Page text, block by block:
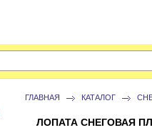
ГЛАВНАЯ КАТАЛОГ
ЛОПАТА СНЕГОВАЯ